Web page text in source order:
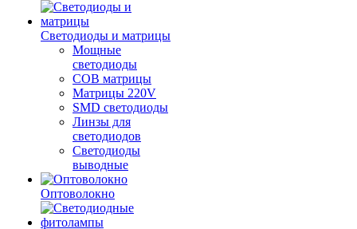
Светодиоды и матрицы
Мощные
светодиоды
COB матрицы
Матрицы 220V
SMD светодиоды
Линзы для
светодиодов
Светодиоды
выводные
Оптоволокно